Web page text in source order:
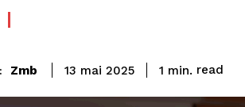
Zmb 13 mai 2025 1 min. read